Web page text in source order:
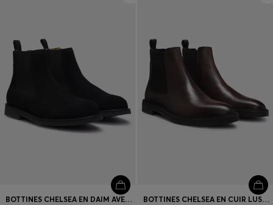
BOTTINES CHELSEA EN DAIM AVEC COUTURES À RAYURES EMBLÉMATIQUES BOTTINES CHELSEA EN CUIR LUSTRÉ AVEC SURPIQÛRE EMBLÉMATIQUE